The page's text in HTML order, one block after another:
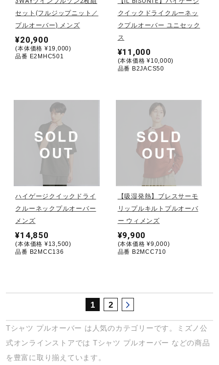
セール
サポート
直営店一覧
取扱店一覧
セット(フルジップニット／
プルオーバー) メンズ
¥20,900
(本体価格 ¥19,000)
品番 E2MHC501
クイックドライクルーネッ
クプルオーバー ユニセック
ス
¥11,000
(本体価格 ¥10,000)
品番 B2JACS50
ハイゲージクイックドライ
クルーネックプルオーバー
メンズ
¥14,850
(本体価格 ¥13,500)
品番 B2MCC136
【吸湿発熱】ブレスサーモ
リップルキルトプルオーバ
ー ウィメンズ
¥9,900
(本体価格 ¥9,000)
品番 B2MCC710
1 2
Tシャツ プルオーバー は人気のカテゴリーです。ミズノ公
式オンラインストアでは Tシャツ プルオーバー などの商品
を豊富に取り揃えています。